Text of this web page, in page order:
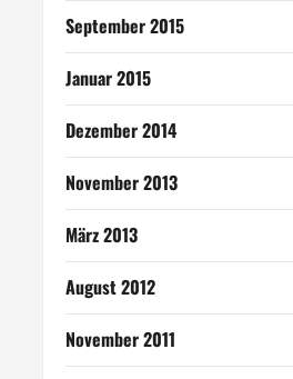
September 2015
Januar 2015
Dezember 2014
November 2013
März 2013
August 2012
November 2011